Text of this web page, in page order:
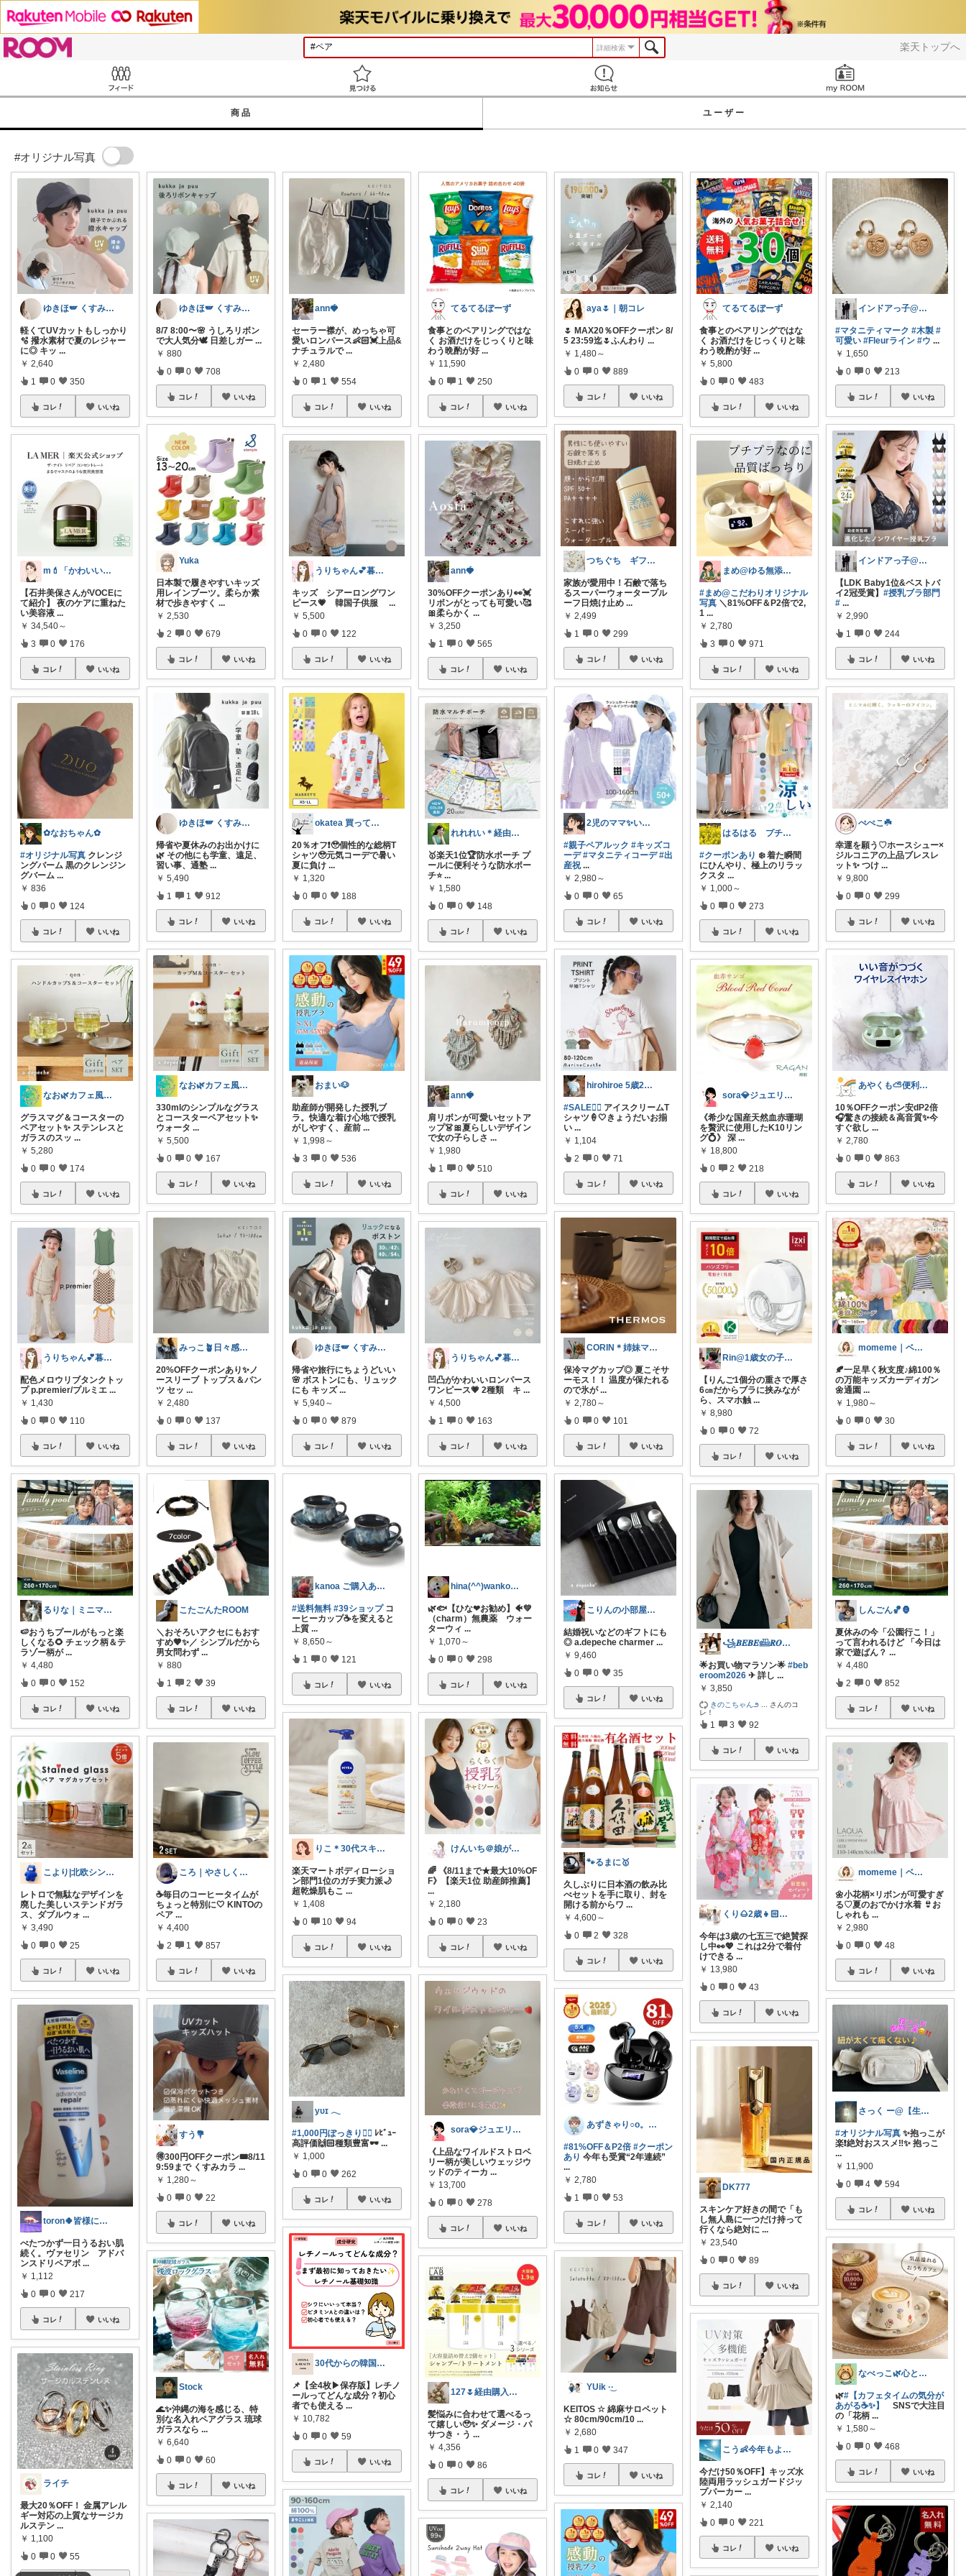
楽天トップへ
詳細検索
商品 ユーザー
#オリジナル写真
ゆきほ🪽 くすみカラー×小学生ママ
軽くてUVカットもしっかり
🫧 撥水素材で夏のレジャー
に◎ キッ ...
￥ 2,640
1 0 350
コレ いいね
m💄「かわいい」は、作れる。
【石井美保さんがVOCEに
て紹介】 夜のケアに重ねた
い美容液 ...
￥ 34,540～
3 0 176
コレ いいね
✿なおちゃん✿
#オリジナル写真 クレンジ
ングバーム 黒のクレンジン
グバーム ...
￥ 836
0 0 124
コレ いいね
なお🌿カフェ風インテリア・雑貨好き
グラスマグ＆コースターの
ペアセット✨ ステンレスと
ガラスのスッ ...
￥ 5,280
0 0 174
コレ いいね
うりちゃん💕暮らし🏡キッズ👶ママ
配色メロウリブタンクトッ
プ p.premier/プルミエ ...
￥ 1,430
0 0 110
コレ いいね
るりな｜ミニマルに暮らしたいワーママ🌱
🍉おうちプールがもっと楽
しくなる🌻 チェック柄＆テ
ラゾー柄が ...
￥ 4,480
0 0 152
コレ いいね
こより|北欧シンプル淡色大好き保育士
レトロで無駄なデザインを
廃した美しいステンドガラ
ス、ダブルウォ ...
￥ 3,490
0 0 25
コレ いいね
toron🍀皆様に感謝です💓
べたつかず一日うるおい肌
続く。ヴァセリン アドバ
ンスドリペアボ ...
￥ 1,112
0 0 217
コレ いいね
ライチ
最大20％OFF！ 金属アレル
ギー対応の上質なサージカ
ルステン ...
￥ 1,100
0 0 55
ゆきほ🪽 くすみカラー×小学生ママ
8/7 8:00〜🌸 うしろリボン
で大人気分🕊️ 日差しガー ...
￥ 880
0 0 708
コレ いいね
Yuka
日本製で履きやすいキッズ
用レインブーツ。柔らか素
材で歩きやすく ...
￥ 2,530
2 0 679
コレ いいね
ゆきほ🪽 くすみカラー×小学生ママ
帰省や夏休みのお出かけに
🌿 その他にも学童、遠足、
習い事、通塾 ...
￥ 5,490
1 1 912
コレ いいね
なお🌿カフェ風インテリア・雑貨好き
330mlのシンプルなグラス
とコースターペアセット✨
ウォータ ...
￥ 5,500
0 0 167
コレ いいね
みっこ🪴日々感謝🌷いいね上限🙏
20%OFFクーポンあり✨ノ
ースリーブ トップス＆パン
ツ セッ ...
￥ 2,480
0 0 137
コレ いいね
こたごんたROOM
＼おそろいアクセにもおす
すめ🤎✨／ シンプルだから
男女問わず ...
￥ 880
1 2 39
コレ いいね
ころ｜やさしく整う暮らしの道具🌿
☕️毎日のコーヒータイムが
ちょっと特別に🤍 KINTOの
ペア ...
￥ 4,400
2 1 857
コレ いいね
すう💐
🉐300円OFFクーポン🎟️8/11
9:59まで くすみカラ ...
￥ 1,280～
0 0 22
コレ いいね
Stock
🌊✨沖縄の海を感じる、特
別な名入れペアグラス 琉球
ガラスなら ...
￥ 6,640
0 0 60
コレ いいね
ann🍓
セーラー襟が、めっちゃ可
愛いロンパース👶🏻💓上品&
ナチュラルで ...
￥ 2,480
0 1 554
コレ いいね
うりちゃん💕暮らし🏡キッズ👶ママ
キッズ シアーロングワン
ピース💗 韓国子供服...
￥ 5,500
0 0 122
コレ いいね
okatea 買ってよかった
20％オフ❗️🥹個性的な総柄T
シャツ🥹元気コーデで暑い
夏に負け ...
￥ 1,320
0 0 188
コレ いいね
おまい🐶
助産師が開発した授乳ブ
ラ。快適な着け心地で授乳
がしやすく、産前 ...
￥ 1,998～
3 0 536
コレ いいね
ゆきほ🪽 くすみカラー×小学生ママ
帰省や旅行にちょうどいい
🌸 ボストンにも、リュック
にも キッズ ...
￥ 5,940～
0 0 879
コレ いいね
kanoa ご購入ありがとうございます
#送料無料 #39ショップコ
ーヒーカップ☕️を変えると
上質 ...
￥ 8,650～
1 0 121
コレ いいね
りこ＊30代スキンケア研究員
楽天マートボディローショ
ン部門1位のガチ実力派🌙
超乾燥肌もこ ...
￥ 1,408
0 10 94
コレ いいね
yᴜɪ 𓂃
#1,000円ぽっきり❤️‍🔥 ﾚﾋﾞｭｰ
高評価🙌🏻種類豊富🕶 ...
￥ 1,000
0 0 262
コレ いいね
30代からの韓国美容研究室🧪
📌【全4枚▶保存版】レチノ
ールってどんな成分？初心
者でも使える ...
￥ 10,782
0 0 59
コレ いいね
てるてるぼーず
食事とのペアリングではな
く お酒だけをじっくりと味
わう晩酌が好 ...
￥ 11,590
0 1 250
コレ いいね
ann🍓
30%OFFクーポンあり👀💓
リボンがとっても可愛い🥰
🎀柔らかく ...
￥ 3,250
1 0 565
コレ いいね
れれれい＊経由購入ありがとうございます
🥇楽天1位🏆防水ポーチ プ
ールに便利そうな防水ポー
チ⭐️...
￥ 1,580
0 0 148
コレ いいね
ann🍓
肩リボンが可愛いセットア
ップ👗🎀夏らしいデザイン
で女の子らしさ ...
￥ 1,980
1 0 510
コレ いいね
うりちゃん💕暮らし🏡キッズ👶ママ
凹凸がかわいいロンパース
ワンピース💗 2種類 キ ...
￥ 4,500
1 0 163
コレ いいね
hina(^^)wanko🥰友達感謝❤
🌿🐟️【ひな❤お勧め】🐠💚
（charm）無農薬 ウォー
ターウィ ...
￥ 1,070～
0 0 298
コレ いいね
けんいち＠娘が喜んだマタニティ用品
🌈 《8/11まで★最大10%OF
F》【楽天1位 助産師推薦】
...
￥ 2,180
0 0 23
コレ いいね
sora💎ジュエリールーム
《上品なワイルドストロベ
リー柄が美しいウェッジウ
ッドのティーカ ...
￥ 13,700
0 0 278
コレ いいね
127🌷経由購入感謝✨
髪悩みに合わせて選べるっ
て嬉しい🥹✨ ダメージ・パ
サつき・う ...
￥ 4,356
0 0 86
コレ いいね
aya🌷｜朝コレ
🌷 MAX20％OFFクーポン 8/
5 23:59迄🌷ふんわり ...
￥ 1,480～
0 0 889
コレ いいね
つちぐち ギフト*暮らし
家族が愛用中！石鹸で落ち
るスーパーウォータープル
ーフ日焼け止め ...
￥ 2,499
1 0 299
コレ いいね
2児のママ✨いつもありがとう❣️
#親子ペアルック #キッズコ
ーデ #マタニティコーデ #出
産祝 ...
￥ 2,980～
0 0 65
コレ いいね
hirohiroe 5歳2歳👦👧
#SALE❤️‍🔥 アイスクリームT
シャツ🍦🤍きょうだいお揃
い ...
￥ 1,104
2 0 71
コレ いいね
CORIN＊姉妹ママ＊ぜんぶオリ写＊
保冷マグカップ◎ 夏こそサ
ーモス！！ 温度が保たれる
ので氷が ...
￥ 2,780～
0 0 101
コレ いいね
こりんの小部屋🍎ひとりっ子ママ｜朝コレ
結婚祝いなどのギフトにも
◎ a.depeche charmer ...
￥ 9,460
0 0 35
コレ いいね
🐾るまに🥇
久しぶりに日本酒の飲み比
べセットを手に取り、封を
開ける前からワ ...
￥ 4,600～
0 2 328
コレ いいね
あずきゃり○o。.🐟🐠
#81%OFF＆P2倍 #クーポン
あり 今年も受賞“2年連続”
...
￥ 2,780
1 0 53
コレ いいね
YUik ·͜· ︎︎
KEITOS ☆ 綿麻サロペット
☆ 80cm/90cm/10 ...
￥ 2,680
1 0 347
コレ いいね
てるてるぼーず
食事とのペアリングではな
く お酒だけをじっくりと味
わう晩酌が好 ...
￥ 5,800
0 0 483
コレ いいね
まめ@ゆる無添加でミニマル生活☕
#まめ@こだわりオリジナル
写真 ＼81%OFF＆P2倍で2,
1 ...
￥ 2,780
3 0 971
コレ いいね
はるはる プチプラで楽しく♡*.+゜
#クーポンあり ❄️ 着た瞬間
にひんやり、極上のリラッ
クスタ ...
￥ 1,000～
0 0 273
コレ いいね
sora💎ジュエリールーム
《希少な国産天然血赤珊瑚
を贅沢に使用したK10リン
グ💍》 深 ...
￥ 18,800
0 2 218
コレ いいね
Rin@1歳女の子ママ
【りんご1個分の重さで厚さ
6㎝だからブラに挟みなが
ら、スマホ触 ...
￥ 8,980
0 0 72
コレ いいね
꧁𝑩𝑬𝑩𝑬𓊝𝑹𝑶𝑶𝑴꧂
🌟お買い物マラソン🌟#beb
eroom2026 ✈︎ 詳し ...
￥ 3,850
きのこちゃん౨
さんのコ
レ！
1 3 92
コレ いいね
くり🌰2歳👧🏻ママ❀育児/洋服
今年は3歳の七五三で絶賛探
し中👀💖 これは2分で着付
けできる ...
￥ 13,980
0 0 43
コレ いいね
DK777
スキンケア好きの間で「も
し無人島に一つだけ持って
行くなら絶対に ...
￥ 23,540
0 0 89
コレ いいね
こう👶今年もよろしくお願いします🥹
今だけ50％OFF】キッズ水
陸両用ラッシュガードジッ
プパーカー ...
￥ 2,140
0 0 221
コレ いいね
インドアっ子@ご購入ありがとうございます
#マタニティマーク #木製 #
可愛い #Fleurライン #ウ ...
￥ 1,650
0 0 213
コレ いいね
インドアっ子@ご購入ありがとうございます
【LDK Baby1位&ベストバ
イ2冠受賞】#授乳ブラ部門
# ...
￥ 2,990
1 0 244
コレ いいね
ぺぺこ☘️
幸運を願う♡ホースシュー×
ジルコニアの上品ブレスレ
ット✨ つけ ...
￥ 9,800
0 0 299
コレ いいね
あやくも⛅便利なもの、おしゃれなもの
10％OFFクーポン安dP2倍
🎧驚きの接続＆高音質✨今
すぐ欲し ...
￥ 2,780
0 0 863
コレ いいね
momeme｜ベビー&キッズ専門店
🍂一足早く秋支度♪綿100％
の万能キッズカーディガン
🌼通園 ...
￥ 1,980～
0 0 30
コレ いいね
しんごん🏀🦍
夏休みの今「公園行こ！」
って言われるけど 「今日は
家で遊ばん？ ...
￥ 4,480
2 0 852
コレ いいね
momeme｜ベビー&キッズ専門店
🌼小花柄×リボンが可愛すぎ
る♡夏のおでかけ水着 👙お
しゃれも ...
￥ 2,980
0 0 48
コレ いいね
さっく ー@【生活を便利に】
#オリジナル写真 ✨抱っこが
楽❗️絶対おススメ‼️✨ 抱っこ
...
￥ 11,900
0 4 594
コレ いいね
なべっこ🌿心と体を整える暮らし
🌿#【カフェタイムの気分が
あがる☕✨】
SNSで大注目
の「花柄 ...
￥ 1,580～
0 0 468
コレ いいね